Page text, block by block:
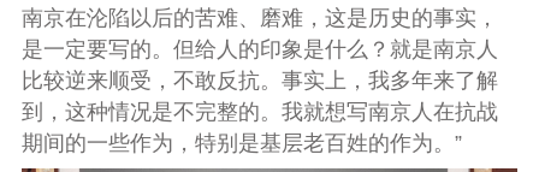
南京在沦陷以后的苦难、磨难，这是历史的事实，
是一定要写的。但给人的印象是什么？就是南京人
比较逆来顺受，不敢反抗。事实上，我多年来了解
到，这种情况是不完整的。我就想写南京人在抗战
期间的一些作为，特别是基层老百姓的作为。”